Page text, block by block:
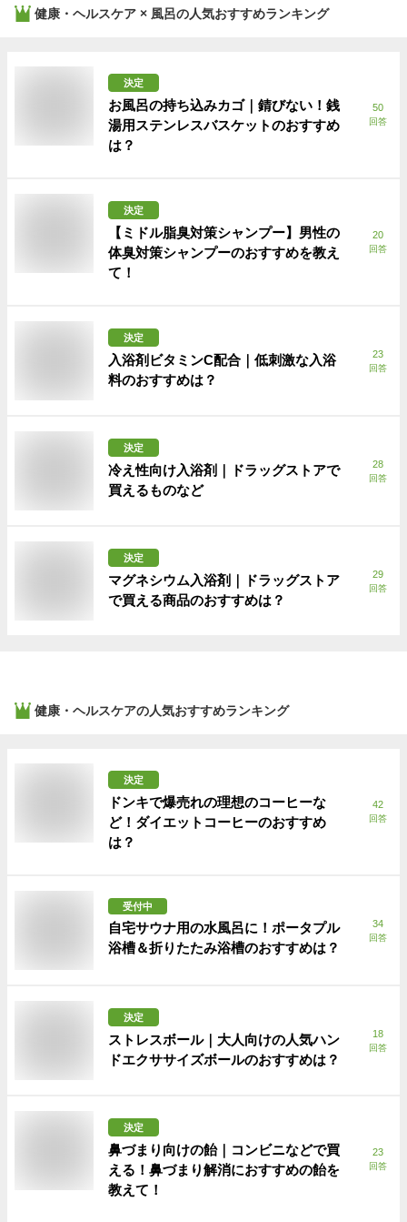
健康・ヘルスケア × 風呂の人気おすすめランキング
決定
お風呂の持ち込みカゴ｜錆びない！銭
湯用ステンレスバスケットのおすすめ
は？
50
回答
決定
【ミドル脂臭対策シャンプー】男性の
体臭対策シャンプーのおすすめを教え
て！
20
回答
決定
入浴剤ビタミンC配合｜低刺激な入浴
料のおすすめは？
23
回答
決定
冷え性向け入浴剤｜ドラッグストアで
買えるものなど
28
回答
決定
マグネシウム入浴剤｜ドラッグストア
で買える商品のおすすめは？
29
回答
健康・ヘルスケアの人気おすすめランキング
決定
ドンキで爆売れの理想のコーヒーな
ど！ダイエットコーヒーのおすすめ
は？
42
回答
受付中
自宅サウナ用の水風呂に！ポータプル
浴槽＆折りたたみ浴槽のおすすめは？
34
回答
決定
ストレスボール｜大人向けの人気ハン
ドエクササイズボールのおすすめは？
18
回答
決定
鼻づまり向けの飴｜コンビニなどで買
える！鼻づまり解消におすすめの飴を
教えて！
23
回答